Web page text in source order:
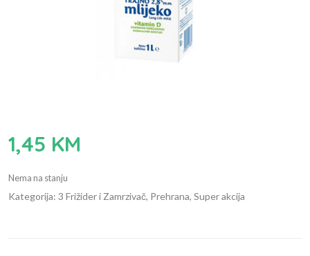
1,45 KM
Nema na stanju
Kategorija: 3 Frižider i Zamrzivač, Prehrana, Super akcija